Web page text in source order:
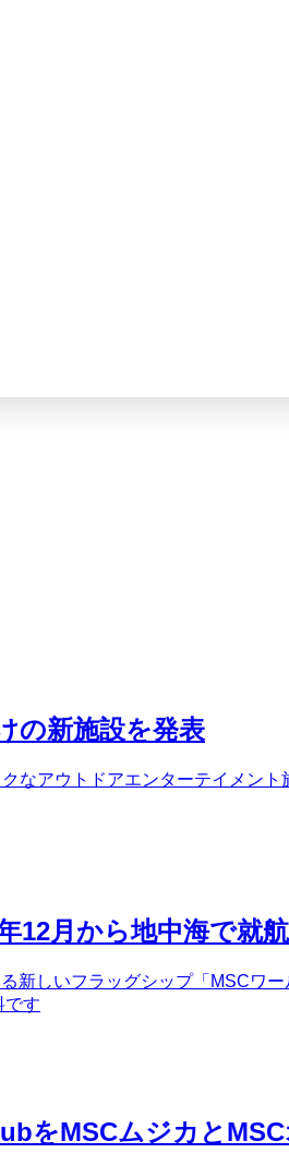
の新施設を発表
なアウトドアエンターテイメン
12月から地中海で就航
新しいフラッグシップ「MSCワ
です
をMSCムジカと